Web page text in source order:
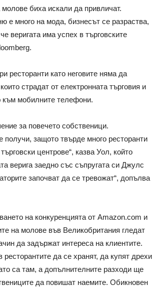
биха искали да привличат.
е много на мода, бизнесът се разраства,
веригата има успех в търговските
ресторанти като неговите няма да
страдат от електронната търговия и
към мобилните телефони.
за повечето собственици.
получи, защото твърде много ресторанти
центрове“, казва Уол, който
верига заедно със съпругата си Джулс
започват да се тревожат“, допълва
на конкуренцията от Amazon.com и
на молове във Великобритания гледат
да задържат интереса на клиентите.
да се хранят, да купят дрехи
са там, а допълнителните разходи ще
да повишат наемите. Обикновен